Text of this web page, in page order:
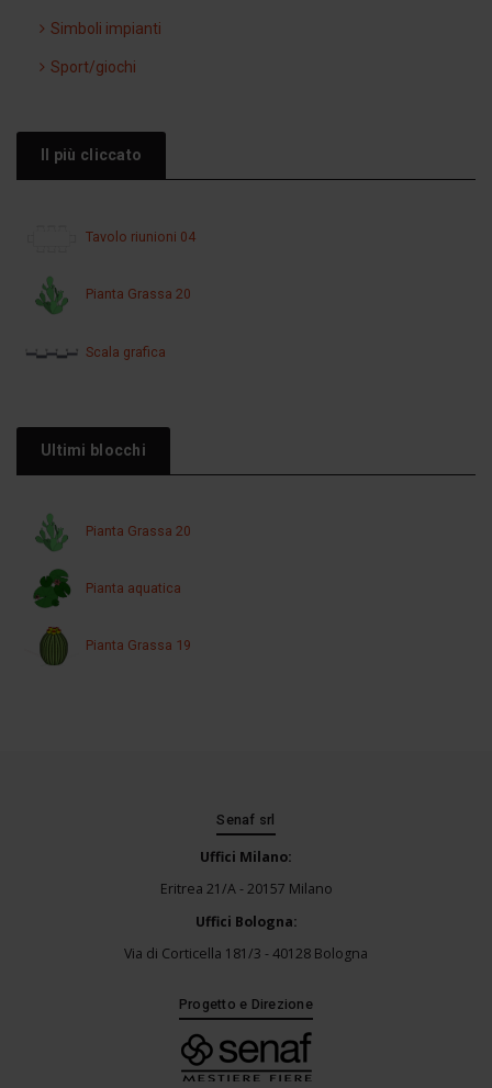
Simboli impianti
Sport/giochi
Il più cliccato
Tavolo riunioni 04
Pianta Grassa 20
Scala grafica
Ultimi blocchi
Pianta Grassa 20
Pianta aquatica
Pianta Grassa 19
Senaf srl
Uffici Milano:
Eritrea 21/A - 20157 Milano
Uffici Bologna:
Via di Corticella 181/3 - 40128 Bologna
Progetto e Direzione